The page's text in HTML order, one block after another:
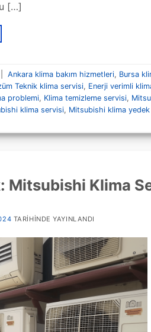
[…]
Ankara klima bakım hizmetleri, Bursa
Teknik klima servisi, Enerji verimli
problemi, Klima temizleme servisi,
klima servisi, Mitsubishi klima
Mitsubishi Klima
TARIHINDE YAYINLANDI